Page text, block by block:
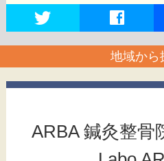
地域から
ARBA 鍼灸整骨